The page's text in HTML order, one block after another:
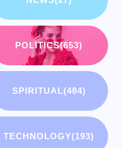
POLITICS(653)
SPIRITUAL(484)
TECHNOLOGY(193)